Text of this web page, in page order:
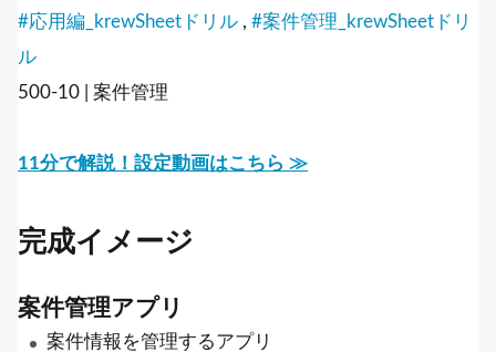
#応用編_krewSheetドリル , #案件管理_krewSheetドリ
ル
500-10 | 案件管理
11分で解説！設定動画はこちら ≫
完成イメージ
案件管理アプリ
案件情報を管理するアプリ